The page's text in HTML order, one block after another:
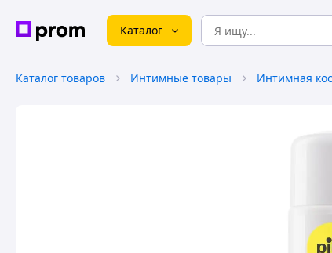
Каталог
Каталог товаров Интимные товары Интимная